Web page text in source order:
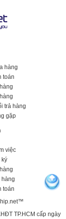
hàng
toán
trả hàng
gặp
việc
ký
hàng
toán
TP.HCM cấp ngày